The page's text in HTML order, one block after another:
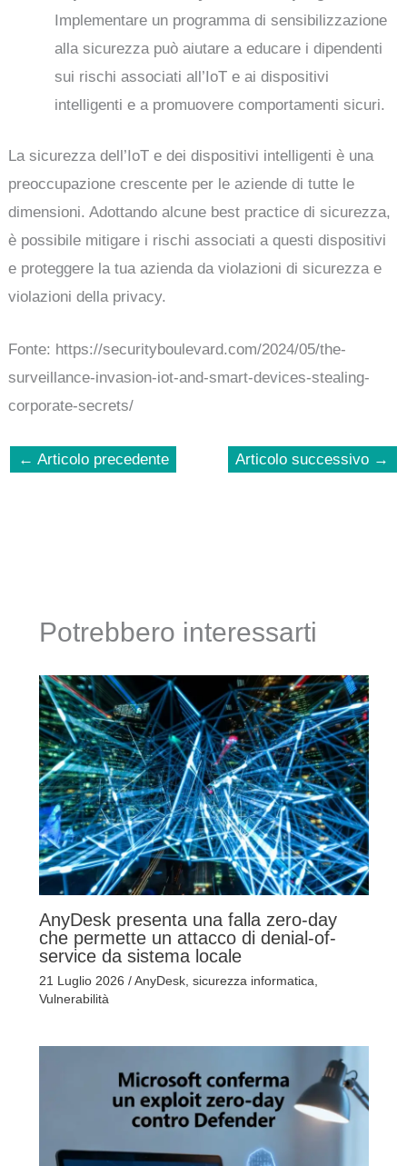
Implementare un programma di sensibilizzazione
alla sicurezza può aiutare a educare i dipendenti
sui rischi associati all’IoT e ai dispositivi
intelligenti e a promuovere comportamenti sicuri.
La sicurezza dell’IoT e dei dispositivi intelligenti è una
preoccupazione crescente per le aziende di tutte le
dimensioni. Adottando alcune best practice di sicurezza,
è possibile mitigare i rischi associati a questi dispositivi
e proteggere la tua azienda da violazioni di sicurezza e
violazioni della privacy.
Fonte: https://securityboulevard.com/2024/05/the-
surveillance-invasion-iot-and-smart-devices-stealing-
corporate-secrets/
← Articolo precedente Articolo successivo →
Potrebbero interessarti
AnyDesk presenta una falla zero-day
che permette un attacco di denial-of-
service da sistema locale
21 Luglio 2026 /AnyDesk, sicurezza informatica,
Vulnerabilità